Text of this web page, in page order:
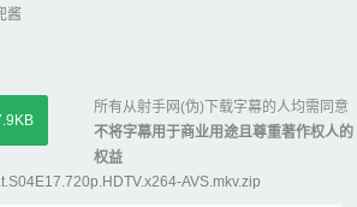
酱
所有从射手网(伪)下载字幕的人均需同意
不将字幕用于商业用途且尊重著作权人的
权益
AVS.mkv.zip